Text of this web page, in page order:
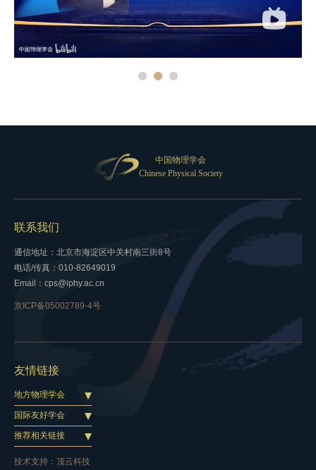
中国物理学会
Chinese Physical Society
联系我们
通信地址：北京市海淀区中关村南三街8号
电话/传真：010-82649019
Email：cps@iphy.ac.cn
京ICP备05002789-4号
友情链接
地方物理学会
国际友好学会
推荐相关链接
技术支持： 顶云科技